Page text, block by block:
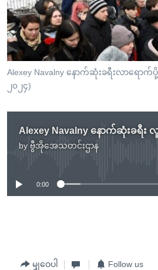
Alexey Navalny နောက်ဆုံးခရီးလာရောက်
၂၀၂၄)
by ဗွီအိုအေသတင်းဌာန
No media source
0:00
မျှဝေပါ Follow us